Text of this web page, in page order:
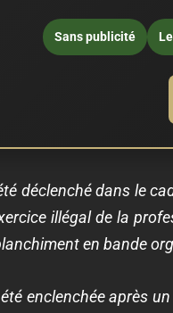
Sans publicité
déclenché dans le
illégal de la
en bande
enclenchée après